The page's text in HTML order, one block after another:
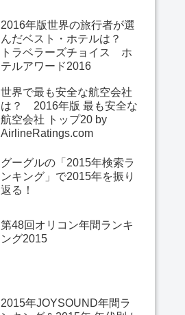
2016年版世界の旅行者が選
んだベスト・ホテルは？
トラベラーズチョイス ホ
テルアワード2016
世界で最も安全な航空会社
は？ 2016年版 最も安全な
航空会社 トップ20 by
AirlineRatings.com
グーグルの「2015年検索ラ
ンキング」で2015年を振り
返る！
第48回オリコン年間ランキ
ング2015
2015年JOYSOUND年間ラ